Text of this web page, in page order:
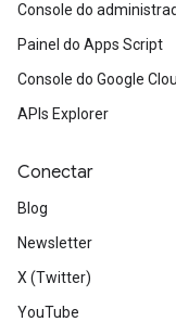
Console do
Painel do Apps Script
Console do Google
APIs Explorer
Conectar
Blog
Newsletter
X (Twitter)
YouTube